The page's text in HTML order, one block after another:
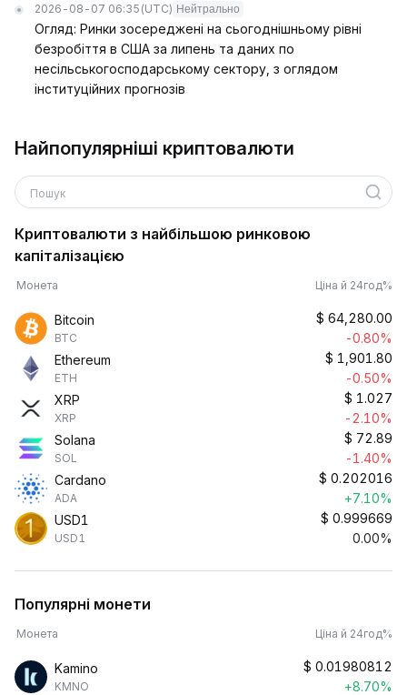
2026-08-07 06:35 (UTC) Нейтрально
Огляд: Ринки зосереджені на сьогоднішньому рівні
безробіття в США за липень та даних по
несільськогосподарському сектору, з оглядом
інституційних прогнозів
Найпопулярніші криптовалюти
Пошук
Криптовалюти з найбільшою ринковою
капіталізацією
Монета Ціна й 24год%
Bitcoin
BTC
$ 64,280.00
-0.80%
Ethereum
ETH
$ 1,901.80
-0.50%
XRP
XRP
$ 1.027
-2.10%
Solana
SOL
$ 72.89
-1.40%
Cardano
ADA
$ 0.202016
+7.10%
USD1
USD1
$ 0.999669
0.00%
Популярні монети
Монета Ціна й 24год%
Kamino
KMNO
$ 0.01980812
+8.70%